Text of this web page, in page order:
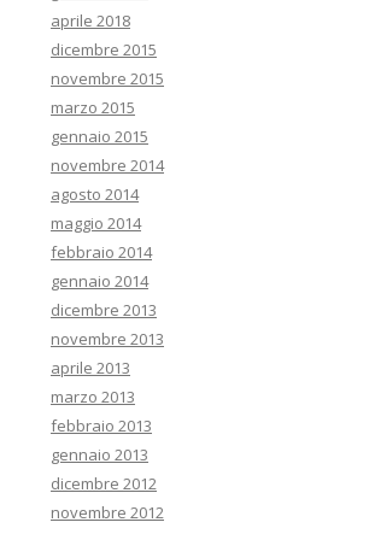
aprile 2018
dicembre 2015
novembre 2015
marzo 2015
gennaio 2015
novembre 2014
agosto 2014
maggio 2014
febbraio 2014
gennaio 2014
dicembre 2013
novembre 2013
aprile 2013
marzo 2013
febbraio 2013
gennaio 2013
dicembre 2012
novembre 2012